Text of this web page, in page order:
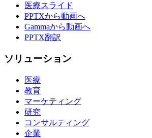
医療スライド
PPTXから動画へ
Gammaから動画へ
PPTX翻訳
ソリューション
医療
教育
マーケティング
研究
コンサルティング
企業